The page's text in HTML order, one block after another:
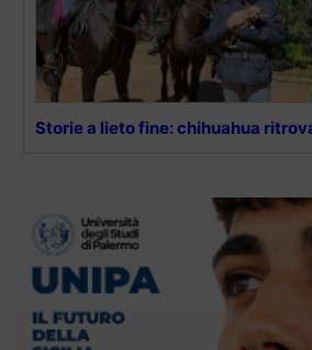
Storie a lieto fine: chihuahua